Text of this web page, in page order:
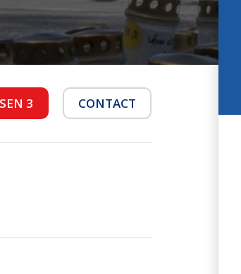
3 CONTACT